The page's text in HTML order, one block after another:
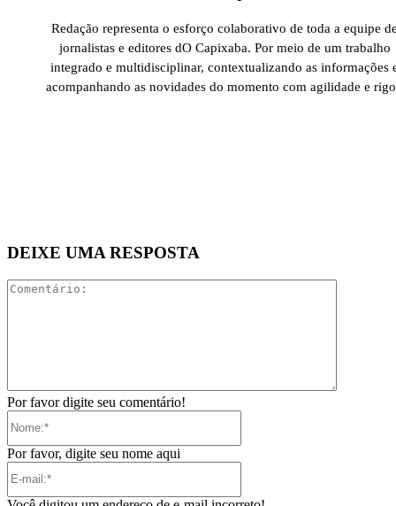
Redação representa o esforço colaborativo de toda a equipe
jornalistas e editores dO Capixaba. Por meio de um trabalho
integrado e multidisciplinar, contextualizando as informações
acompanhando as novidades do momento com agilidade e
DEIXE UMA RESPOSTA
Por favor digite seu comentário!
Por favor, digite seu nome aqui